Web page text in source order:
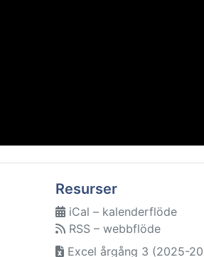
Resurser
iCal – kalenderflöde
RSS – webbflöde
Excel årgång 3 (2025-